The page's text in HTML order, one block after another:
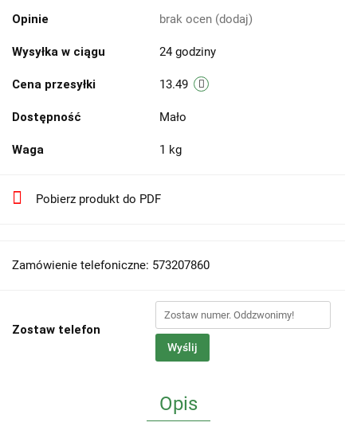
Opinie brak ocen (dodaj)
Wysyłka w ciągu 24 godziny
Cena przesyłki 13.49
Dostępność Mało
Waga 1 kg
Pobierz produkt do PDF
Zamówienie telefoniczne: 573207860
Zostaw telefon
Wyślij
Opis